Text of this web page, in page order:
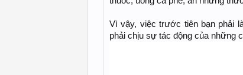
Vì vậy, việc trước tiên bạn phải
phải chịu sự tác động của những